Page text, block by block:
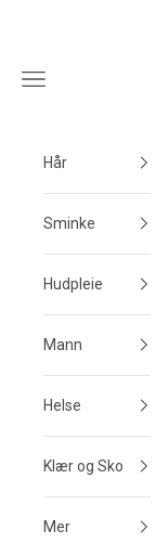
Meny
Hår
Sminke
Hudpleie
Mann
Helse
Klær og Sko
Mer